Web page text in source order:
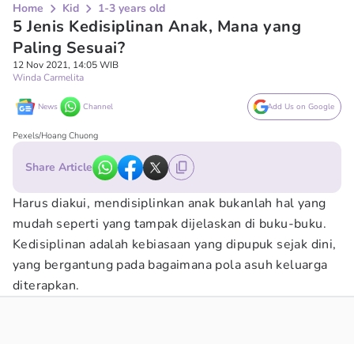
Home Kid 1-3 years old
5 Jenis Kedisiplinan Anak, Mana yang
Paling Sesuai?
12 Nov 2021, 14:05 WIB
Winda Carmelita
News Channel Add Us on Google
Pexels/Hoang Chuong
Share Article
Harus diakui, mendisiplinkan anak bukanlah hal yang
mudah seperti yang tampak dijelaskan di buku-buku.
Kedisiplinan adalah kebiasaan yang dipupuk sejak dini,
yang bergantung pada bagaimana pola asuh keluarga
diterapkan.